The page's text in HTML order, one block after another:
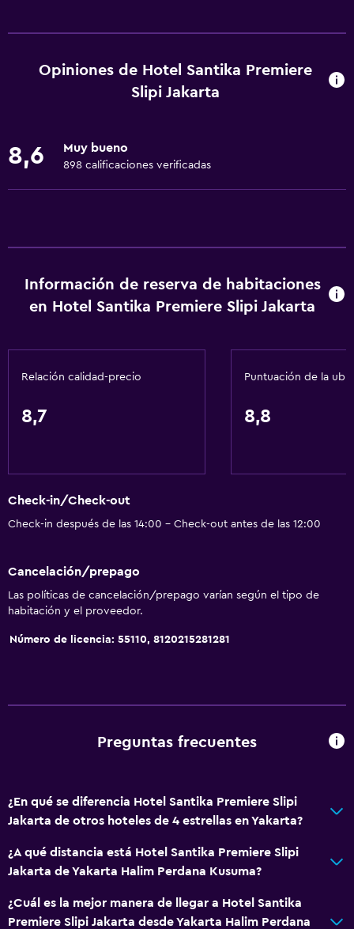
Centro de negocios
Renta de autos
Servicio de despertador
Instalaciones para reuniones
Servicio de habitaciones
Botella de agua
Capilla/templo
Ventana
Acceso al salón ejecutivo
Vista a una calle tranquila
Piso de mosaico/mármol
Vista a la ciudad
Internet
Aire acondicionado
Toallas
Gel de ducha
Opiniones de Hotel Santika Premiere
Slipi Jakarta
8,6 Muy bueno
898 calificaciones verificadas
Información de reserva de habitaciones
en Hotel Santika Premiere Slipi Jakarta
Relación calidad-precio
8,7
Puntuación de la
8,8
Check-in/Check-out
Check-in después de las 14:00 - Check-out antes de las 12:00
Cancelación/prepago
Las políticas de cancelación/prepago varían según el tipo de
habitación y el proveedor.
Número de licencia: 55110, 8120215281281
Preguntas frecuentes
¿En qué se diferencia Hotel Santika Premiere Slipi
Jakarta de otros hoteles de 4 estrellas en Yakarta?
¿A qué distancia está Hotel Santika Premiere Slipi
Jakarta de Yakarta Halim Perdana Kusuma?
¿Cuál es la mejor manera de llegar a Hotel Santika
Premiere Slipi Jakarta desde Yakarta Halim Perdana